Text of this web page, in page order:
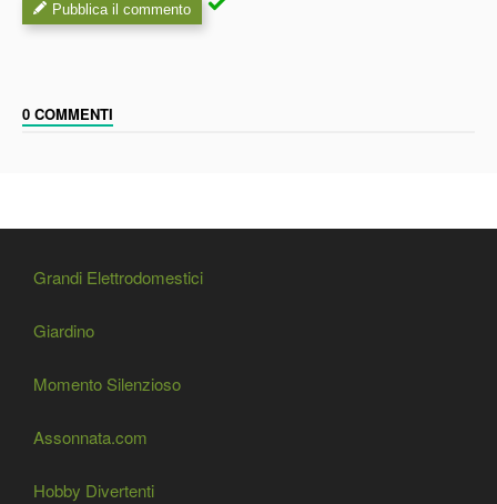
Pubblica il commento
0 COMMENTI
Grandi Elettrodomestici
Giardino
Momento Silenzioso
Assonnata.com
Hobby Divertenti